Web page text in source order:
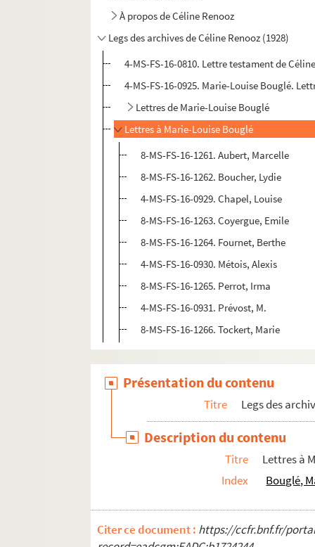
À propos de Céline Renooz
Legs des archives de Céline Renooz (1928)
4-MS-FS-16-0810. Lettre testament de
4-MS-FS-16-0925. Marie-Louise Bouglé.
Lettres de Marie-Louise Bouglé
Lettres à Marie-Louise Bouglé
8-MS-FS-16-1261. Aubert, Marcelle
8-MS-FS-16-1262. Boucher, Lydie
4-MS-FS-16-0929. Chapel, Louise
8-MS-FS-16-1263. Coyergue, Emile
8-MS-FS-16-1264. Fournet, Berthe
4-MS-FS-16-0930. Métois, Alexis
8-MS-FS-16-1265. Perrot, Irma
4-MS-FS-16-0931. Prévost, M.
8-MS-FS-16-1266. Tockert, Marie
Présentation du contenu
Titre Legs des
Description du contenu
Titre
Lettres à
Index
Bouglé,
Citer ce document : https://ccfr.bnf.fr/